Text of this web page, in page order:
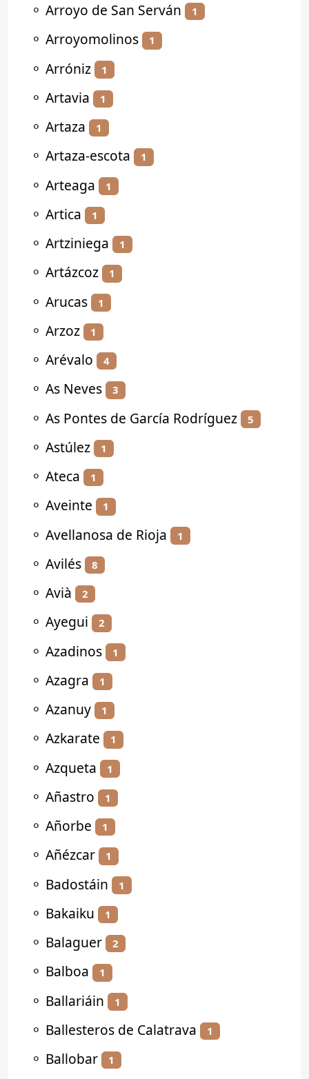
⚬ Arroyo de San Serván 1
⚬ Arroyomolinos 1
⚬ Arróniz 1
⚬ Artavia 1
⚬ Artaza 1
⚬ Artaza-escota 1
⚬ Arteaga 1
⚬ Artica 1
⚬ Artziniega 1
⚬ Artázcoz 1
⚬ Arucas 1
⚬ Arzoz 1
⚬ Arévalo 4
⚬ As Neves 3
⚬ As Pontes de García Rodríguez 5
⚬ Astúlez 1
⚬ Ateca 1
⚬ Aveinte 1
⚬ Avellanosa de Rioja 1
⚬ Avilés 8
⚬ Avià 2
⚬ Ayegui 2
⚬ Azadinos 1
⚬ Azagra 1
⚬ Azanuy 1
⚬ Azkarate 1
⚬ Azqueta 1
⚬ Añastro 1
⚬ Añorbe 1
⚬ Añézcar 1
⚬ Badostáin 1
⚬ Bakaiku 1
⚬ Balaguer 2
⚬ Balboa 1
⚬ Ballariáin 1
⚬ Ballesteros de Calatrava 1
⚬ Ballobar 1